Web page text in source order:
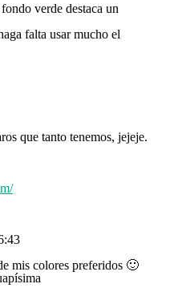
verde destaca un
falta usar mucho el
que tanto tenemos, jejeje.
mis colores preferidos 🙂